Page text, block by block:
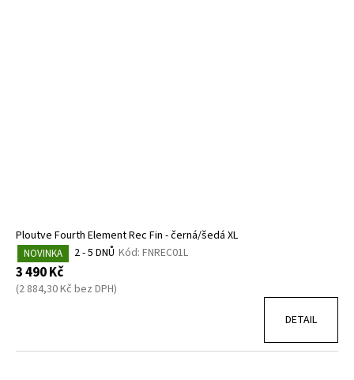
Ploutve Fourth Element Rec Fin - černá/šedá XL
NOVINKA 2 - 5 DNŮ Kód: FNREC01L
3 490 Kč
(2 884,30 Kč bez DPH)
DETAIL